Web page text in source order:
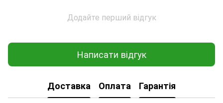
Додайте перший відгук
Написати відгук
Доставка Оплата Гарантія